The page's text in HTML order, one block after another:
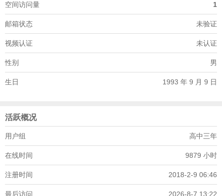
空间访问量 1
邮箱状态 未验证
视频认证 未认证
性别 男
生日 1993 年 9 月 9 日
活跃概况
用户组 高中三年
在线时间 9879 小时
注册时间 2018-2-9 06:46
最后访问 2026-8-7 13:22